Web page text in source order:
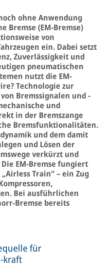
ohne Anwendung
Bremse (EM-Bremse)
von
ein. Dabei setzt
Zuverlässigkeit und
pneumatischen
nutzt die EM-
Technologie zur
Bremssignalen und -
und
in der Bremszange
Bremsfunktionalitäten.
und dem damit
und Lösen der
verkürzt und
EM-Bremse fungiert
Train“ – ein Zug
Bei ausführlichen
Bremse bereits
für
kraft